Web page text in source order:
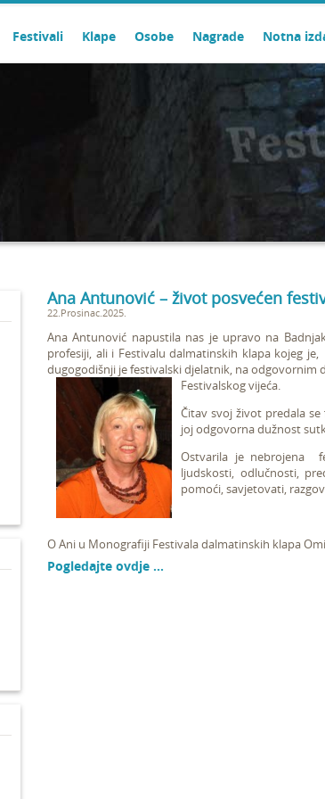
Festivali Klape Osobe Nagrade Notna
Ana Antunović – život posvećen
22.Prosinac.2025.
Ana Antunović napustila nas je upravo na
profesiji, ali i Festivalu dalmatinskih klapa kojeg
dugogodišnji je festivalski djelatnik, na odgovornim
Festivalskog vijeća.
Čitav svoj život predala
joj odgovorna dužnost
Ostvarila je nebrojena
ljudskosti, odlučnosti,
pomoći, savjetovati,
O Ani u Monografiji Festivala dalmatinskih klapa
Pogledajte ovdje …